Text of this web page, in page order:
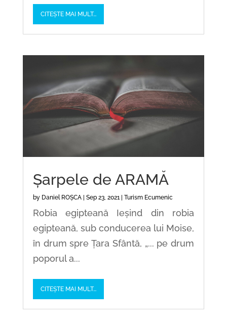
CITEȘTE MAI MULT...
Șarpele de ARAMĂ
by Daniel ROȘCA| Sep 23, 2021| Turism Ecumenic
Robia egipteană Ieșind din robia
egipteană, sub conducerea lui Moise,
în drum spre Țara Sfântă, „... pe drum
poporul a...
CITEȘTE MAI MULT...